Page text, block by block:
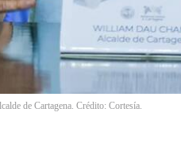
de Cartagena. Crédito: Cortesía.